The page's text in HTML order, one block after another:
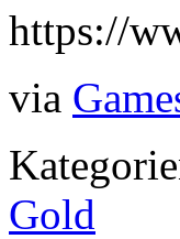
https://
via
Gold